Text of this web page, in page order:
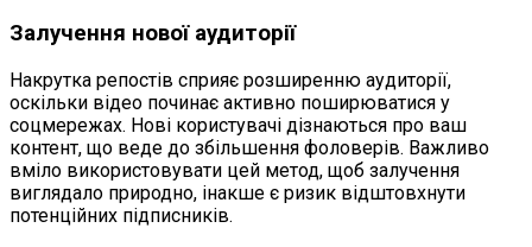
Залучення нової аудиторії
Накрутка репостів сприяє розширенню аудиторії,
оскільки відео починає активно поширюватися у
соцмережах. Нові користувачі дізнаються про ваш
контент, що веде до збільшення фоловерів. Важливо
вміло використовувати цей метод, щоб залучення
виглядало природно, інакше є ризик відштовхнути
потенційних підписників.